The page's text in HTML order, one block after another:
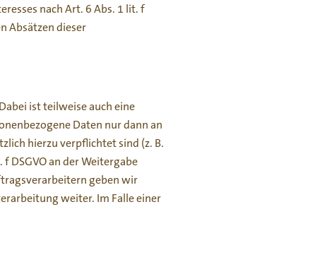
nach Art. 6 Abs. 1 lit. f
Absätzen dieser
ist teilweise auch eine
Daten nur dann an
hierzu verpflichtet sind (z. B.
DSGVO an der Weitergabe
geben wir
weiter. Im Falle einer